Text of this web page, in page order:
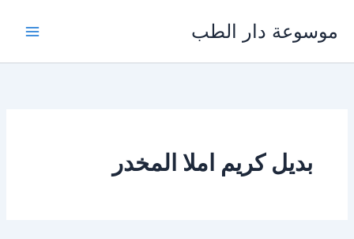
المحتوى
موسوعة دار الطب
بديل كريم املا المخدر